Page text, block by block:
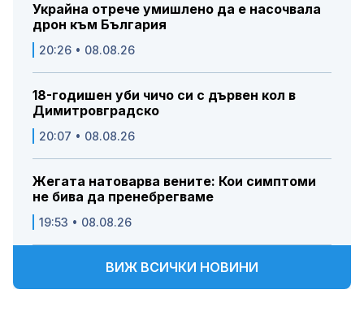
Украйна отрече умишлено да е насочвала
дрон към България
20:26 • 08.08.26
18-годишен уби чичо си с дървен кол в
Димитровградско
20:07 • 08.08.26
Жегата натоварва вените: Кои симптоми
не бива да пренебрегваме
19:53 • 08.08.26
ВИЖ ВСИЧКИ НОВИНИ